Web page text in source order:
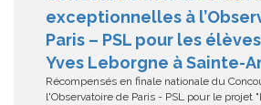
exceptionnelles à
Paris – PSL pour les
Yves Leborgne à Sainte-
Récompensés en finale nationale du
l'Observatoire de Paris - PSL pour le projet